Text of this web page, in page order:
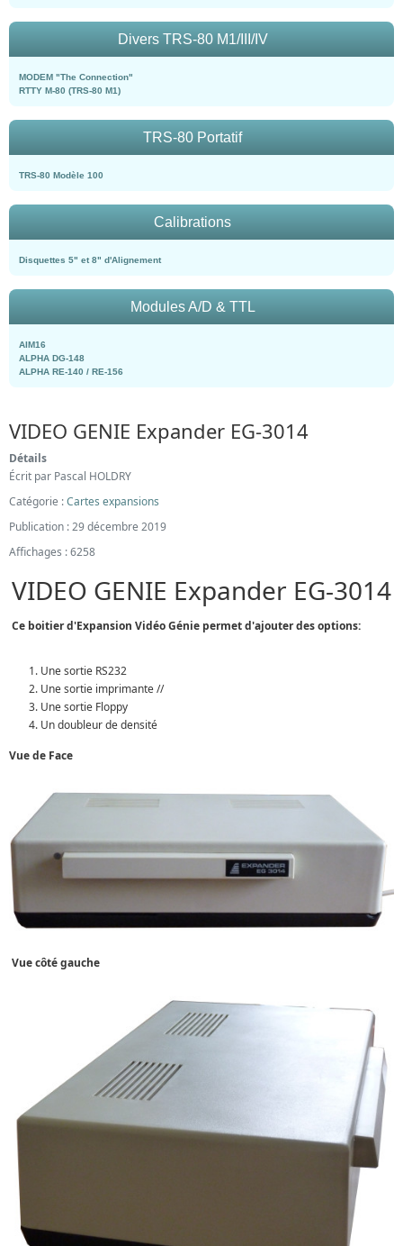
Divers TRS-80 M1/III/IV
MODEM "The Connection"
RTTY M-80 (TRS-80 M1)
TRS-80 Portatif
TRS-80 Modèle 100
Calibrations
Disquettes 5" et 8" d'Alignement
Modules A/D & TTL
AIM16
ALPHA DG-148
ALPHA RE-140 / RE-156
VIDEO GENIE Expander EG-3014
Détails
Écrit par Pascal HOLDRY
Catégorie :Cartes expansions
Publication : 29 décembre 2019
Affichages : 6258
VIDEO GENIE Expander EG-3014
Ce boitier d'Expansion Vidéo Génie permet d'ajouter des options:
Une sortie RS232
Une sortie imprimante //
Une sortie Floppy
Un doubleur de densité
Vue de Face
Vue côté gauche